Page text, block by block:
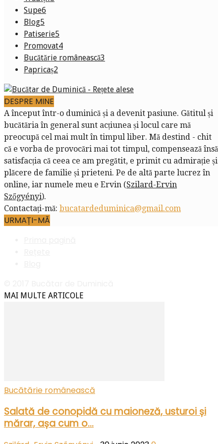
Supe6
Blog5
Patiserie5
Promovat4
Bucătărie românească3
Papricaș2
DESPRE MINE
A început într-o duminică și a devenit pasiune. Gătitul și
bucătăria în general sunt acțiunea și locul care mă
preocupă cel mai mult în timpul liber. Mă destind - chit
că e vorba de provocări mai tot timpul, compensează însă
satisfacția că ceea ce am pregătit, e primit cu admirație și
plăcere de familie și prieteni. Pe de altă parte lucrez în
online, iar numele meu e Ervin (Szilard-Ervin
Szőgyényi).
Contactați-mă: bucatardeduminica@gmail.com
URMAȚI-MĂ
MAI MULTE ARTICOLE
Bucătărie românească
Salată de conopidă cu maioneză, usturoi și
mărar, așa cum o...